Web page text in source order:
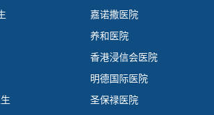
嘉诺撒医院
养和医院
香港浸信会医院
明德国际医院
圣保禄医院